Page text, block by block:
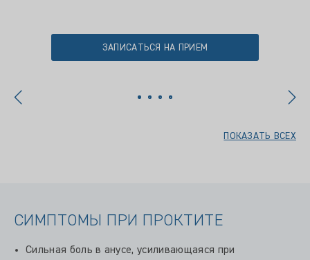
ЗАПИСАТЬСЯ НА ПРИЕМ
ПОКАЗАТЬ ВСЕХ
СИМПТОМЫ ПРИ ПРОКТИТЕ
Сильная боль в анусе, усиливающаяся при